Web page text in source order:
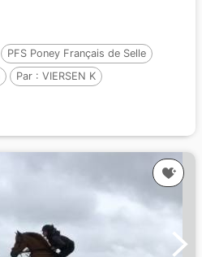
PFS Poney Français de Selle
Par : VIERSEN K